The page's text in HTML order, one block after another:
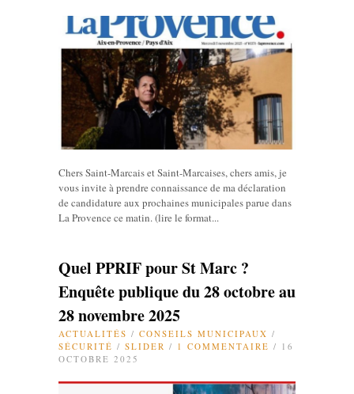
Chers Saint-Marcais et Saint-Marcaises, chers amis, je
vous invite à prendre connaissance de ma déclaration
de candidature aux prochaines municipales parue dans
La Provence ce matin. (lire le format...
Quel PPRIF pour St Marc ?
Enquête publique du 28 octobre au
28 novembre 2025
ACTUALITÉS / CONSEILS MUNICIPAUX /
SÉCURITÉ / SLIDER / 1 COMMENTAIRE / 16
OCTOBRE 2025